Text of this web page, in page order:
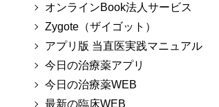
オンラインBook法人サービス
Zygote（ザイゴット）
アプリ版 当直医実践マニュアル
今日の治療薬アプリ
今日の治療薬WEB
最新の臨床WEB